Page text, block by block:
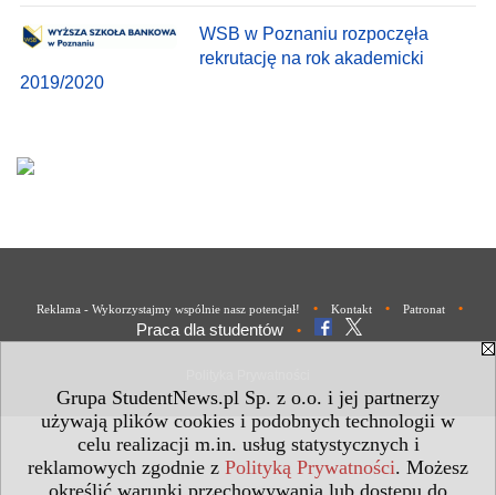
Grupa StudentNews.pl Sp. z o.o. i jej partnerzy
używają plików cookies i podobnych technologii w
celu realizacji m.in. usług statystycznych i
reklamowych zgodnie z Polityką Prywatności. Możesz
określić warunki przechowywania lub dostępu do
WSB w Poznaniu rozpoczęła
rekrutację na rok akademicki
2019/2020
Reklama - Wykorzystajmy wspólnie nasz potencjał! • Kontakt • Patronat •
Praca dla studentów •